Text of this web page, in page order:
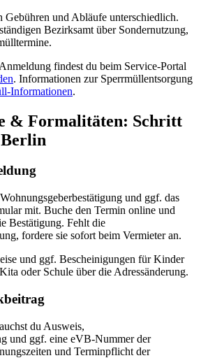
Gebühren und Abläufe unterschiedlich.
Bezirksamt über Sondernutzung,
findest du beim Service‑Portal
. Informationen zur Sperrmüllentsorgung
.
& Formalitäten: Schritt
und ggf. das
mit. Buche den Termin online und
Bestätigung. Fehlt die
fordere sie sofort beim Vermieter an.
und ggf. Bescheinigungen für Kinder
oder Schule über die Adressänderung.
du Ausweis,
und ggf. eine eVB‑Nummer der
und Terminpflicht der